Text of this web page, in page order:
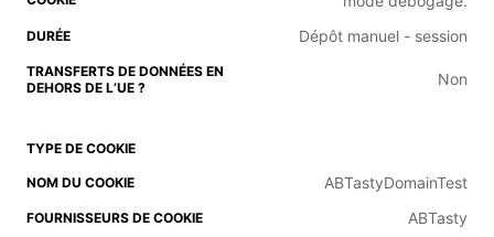
Dépôt manuel - session
Non
ABTastyDomainTest
ABTasty